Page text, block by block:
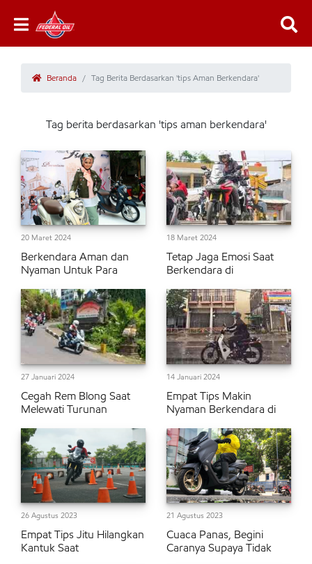
Beranda Tag Berita Berdasarkan 'tips Aman Berkendara'
Tag berita berdasarkan 'tips aman berkendara'
20 Maret 2024
Berkendara Aman dan
Nyaman Untuk Para
18 Maret 2024
Tetap Jaga Emosi Saat
Berkendara di
27 Januari 2024
Cegah Rem Blong Saat
Melewati Turunan
14 Januari 2024
Empat Tips Makin
Nyaman Berkendara di
26 Agustus 2023
Empat Tips Jitu Hilangkan
Kantuk Saat
21 Agustus 2023
Cuaca Panas, Begini
Caranya Supaya Tidak